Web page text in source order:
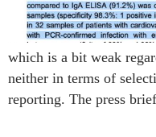
which is a bit weak
neither in terms of
reporting. The press